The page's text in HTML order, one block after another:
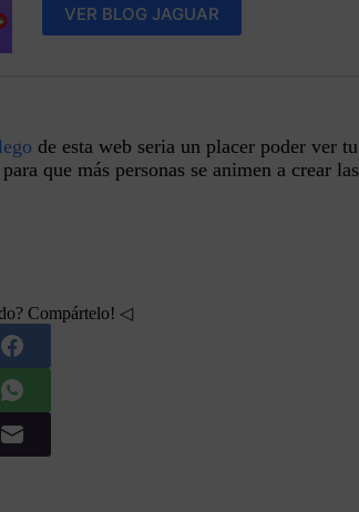
VER BLOG JAGUAR
de esta web seria un placer poder ver tu
que más personas se animen a crear las
Compártelo! ◁